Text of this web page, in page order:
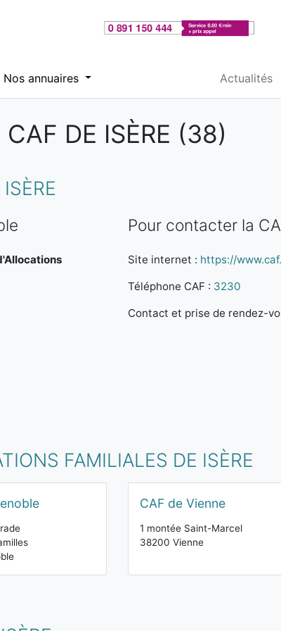
Nos annuaires Actualités
CAF DE ISÈRE (38)
Pour contacter la
Site internet : https://
Téléphone CAF : 3230
Contact et prise de rendez-
FAMILIALES DE ISÈRE
CAF de Vienne
1 montée Saint-Marcel
38200 Vienne